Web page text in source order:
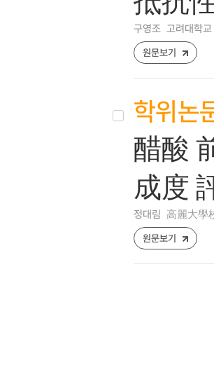
구영조 고려대학
원문보기
학위논
醋酸
成度
정대림 高麗大學
원문보기